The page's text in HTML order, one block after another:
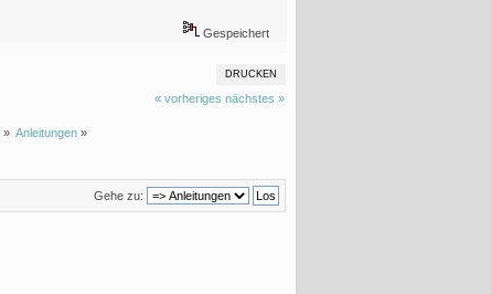
Gespeichert
DRUCKEN
« vorheriges nächstes »
» Anleitungen»
Gehe zu: